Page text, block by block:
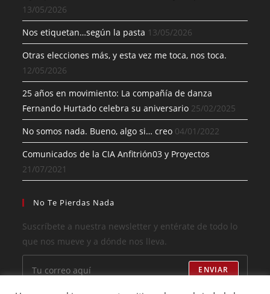
13/05/2026
Nos etiquetan…según la pasta 13/05/2026
Otras elecciones más, y esta vez me toca, nos toca.
12/05/2026
25 años en movimiento: La compañía de danza
Fernando Hurtado celebra su aniversario 25/02/2025
No somos nada. Bueno, algo si… creo 04/01/2022
Comunicados de la CIA Anfitrión03 y Proyectos
21/07/2021
No Te Pierdas Nada
Suscríbete a nuestra newsletter y entérate de todo lo
que nos mueve y a dónde nos lleva.
ENVIAR